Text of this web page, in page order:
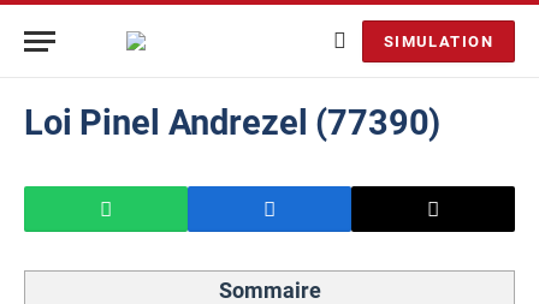
SIMULATION
Loi Pinel Andrezel (77390)
Sommaire